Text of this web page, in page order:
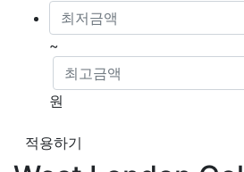
~
원
적용하기